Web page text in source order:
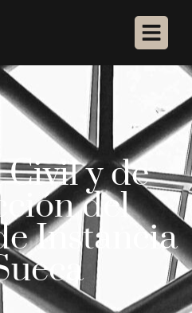
herramientas
y de
del
Instancia